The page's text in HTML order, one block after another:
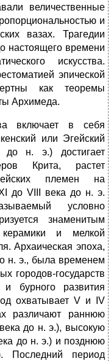
величественные
и
вазах. Трагедии
настоящего времени
искусства.
эпической
как теоремы
Архимеда.
включает в себя
или Эгейский
до н. э.) достигает
Крита, растет
племен на
до VIII века до н. э.
условно
знаменитым
керамики и мелкой
Архаическая эпоха,
н. э., была временем
городов-государств
и бурного развития
охватывает V и IV
различают раннюю
до н. э.), высокую
до н. э.) и позднюю
Последний период